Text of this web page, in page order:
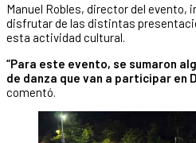
Manuel Robles, director del evento,
disfrutar de las distintas
esta actividad cultural.
“Para este evento, se sumaron
de danza que van a participar en
comentó.